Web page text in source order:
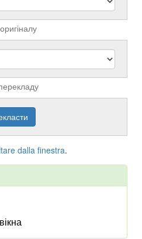
dalla finestra.